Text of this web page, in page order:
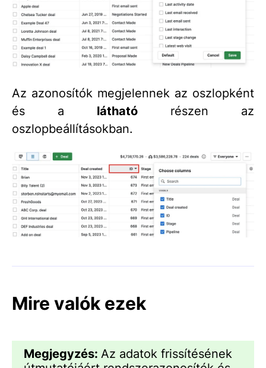
Az azonosítók megjelennek az oszlopként
és a látható részen az
oszlopbeállításokban.
Mire valók ezek
Megjegyzés: Az adatok frissítésének